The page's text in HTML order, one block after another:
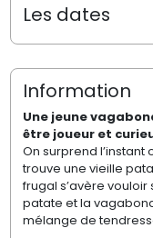
Les dates
Information
Une jeune
être joueur et
On surprend
trouve une vieille
frugal s’avère vouloir
patate et la
mélange de